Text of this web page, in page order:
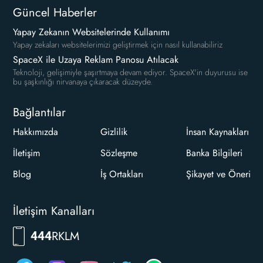
Güncel Haberler
Yapay Zekanın Websitelerinde Kullanımı
Yapay zekaları websitelerimizi geliştirmek için nasıl kullanabiliriz
SpaceX ile Uzaya Reklam Panosu Atılacak
Teknoloji, gelişimiyle şaşırtmaya devam ediyor. SpaceX'in duyurusu ise
bu şaşkınlığı nirvanaya çıkaracak düzeyde.
Bağlantılar
Hakkımızda
İletişim
Blog
Gizlilik
Sözleşme
İş Ortakları
İnsan Kaynakları
Banka Bilgileri
Şikayet ve Öneri
İletişim Kanalları
4447556